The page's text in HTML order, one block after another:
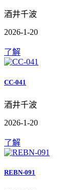
酒井千波
2026-1-20
了解
CC-041
酒井千波
2026-1-20
了解
REBN-091